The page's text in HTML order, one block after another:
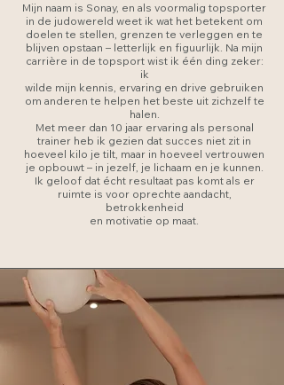
Mijn naam is Sonay, en als voormalig topsporter
in de judowereld weet ik wat het betekent om
doelen te stellen, grenzen te verleggen en te
blijven opstaan – letterlijk en figuurlijk. Na mijn
carrière in de topsport wist ik één ding zeker:
ik
wilde mijn kennis, ervaring en drive gebruiken
om anderen te helpen het beste uit zichzelf te
halen.
Met meer dan 10 jaar ervaring als personal
trainer heb ik gezien dat succes niet zit in
hoeveel kilo je tilt, maar in hoeveel vertrouwen
je opbouwt – in jezelf, je lichaam en je kunnen.
Ik geloof dat écht resultaat pas komt als er
ruimte is voor oprechte aandacht,
betrokkenheid
en motivatie op maat.